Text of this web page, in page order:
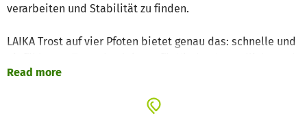
verarbeiten und Stabilität zu finden.
LAIKA Trost auf vier Pfoten bietet genau das: schnelle und
ihre Familien. Unser Ziel ist es, mindestens 10 Stunden
zwischen den Terminen. Dabei legen wir besonderen Wert
Read more